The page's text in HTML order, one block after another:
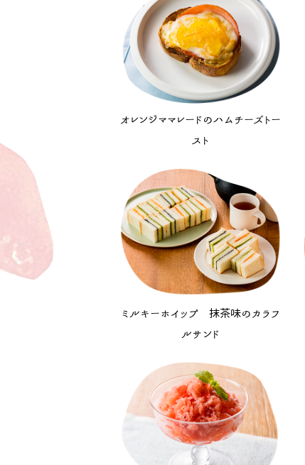
オレンジママレードのハムチーズトー
スト
ミルキーホイップ 抹茶味のカラフ
ルサンド